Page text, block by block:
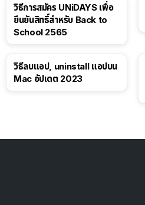
วิธีการสมัคร UNiDAYS เพื่อ
ยืนยันสิทธิ์สำหรับ Back to
School 2565
วิธีลบแอป, uninstall แอปบน
Mac อัปเดต 2023